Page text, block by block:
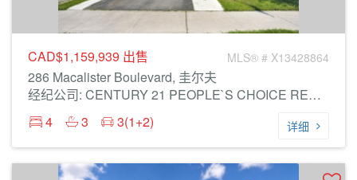
CAD$1,159,939 出售 MLS® # X13428864
286 Macalister Boulevard, 圭尔夫
经纪公司: CENTURY 21 PEOPLE`S CHOICE REALTY INC.
4
3 3(1+2) 详细